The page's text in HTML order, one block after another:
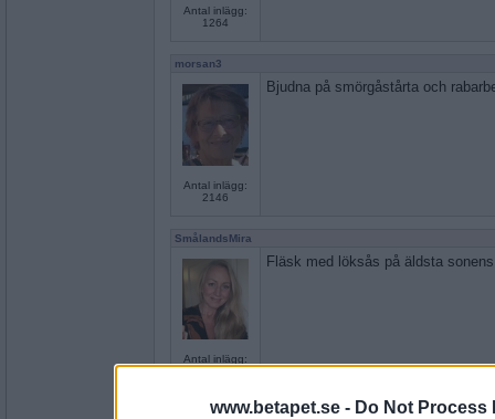
www.betapet.se - Do Not Process
Antal inlägg:
1264
morsan3
Antal inlägg:
2146
Bjudna på smörgåstårta och
SmålandsMira
Antal inlägg:
22535
Fläsk med löksås på äldsta
Benjos